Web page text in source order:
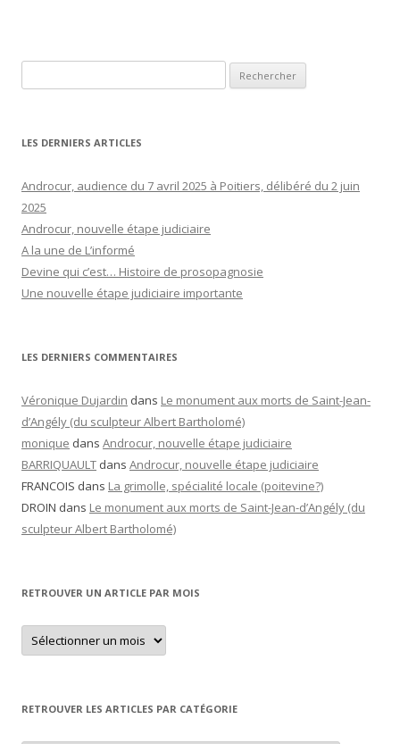
LES DERNIERS ARTICLES
Androcur, audience du 7 avril 2025 à Poitiers, délibéré du 2 juin
2025
Androcur, nouvelle étape judiciaire
A la une de L’informé
Devine qui c’est… Histoire de prosopagnosie
Une nouvelle étape judiciaire importante
LES DERNIERS COMMENTAIRES
Véronique Dujardin dans Le monument aux morts de Saint-Jean-
d’Angély (du sculpteur Albert Bartholomé)
monique dans Androcur, nouvelle étape judiciaire
BARRIQUAULT dans Androcur, nouvelle étape judiciaire
FRANCOIS dans La grimolle, spécialité locale (poitevine?)
DROIN dans Le monument aux morts de Saint-Jean-d’Angély (du
sculpteur Albert Bartholomé)
RETROUVER UN ARTICLE PAR MOIS
Retrouver
un
article
RETROUVER LES ARTICLES PAR CATÉGORIE